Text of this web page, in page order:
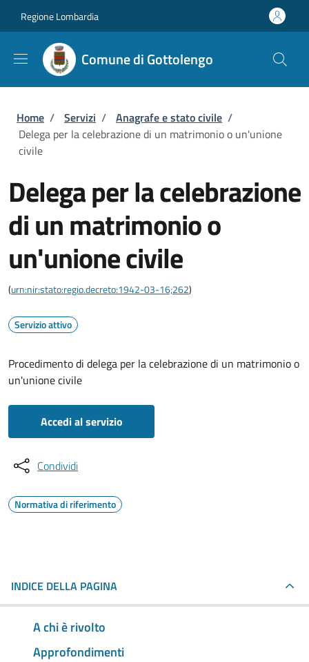
Regione Lombardia
Comune di Gottolengo
Briciole di pane
Home / Servizi / Anagrafe e stato civile /
Delega per la celebrazione di un matrimonio o un'unione
civile
Delega per la celebrazione
di un matrimonio o
un'unione civile
(urn:nir:stato:regio.decreto:1942-03-16;262)
Servizio attivo
Procedimento di delega per la celebrazione di un matrimonio o
un'unione civile
Accedi al servizio
Condividi
Normativa di riferimento
INDICE DELLA PAGINA
A chi è rivolto
Approfondimenti